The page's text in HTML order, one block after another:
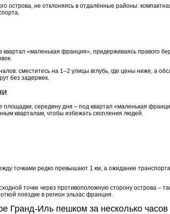
острова, не отклоняясь в отдалённые районы:
«маленькая франция», придерживаясь правого
сместитесь на 1–2 улицы вглубь, где цены ниже, а
без задержек.
середину дня – под квартал «маленькая
кварталам, чтобы избежать скопления людей.
точками редко превышают 1 км, а ожидание
точке через противоположную сторону острова –
поездке в регион эльзас франция.
Гранд-Иль пешком за несколько часов